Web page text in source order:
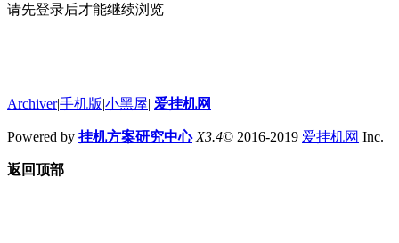
请先登录后才能继续浏览
Archiver|手机版|小黑屋| 爱挂机网
Powered by 挂机方案研究中心 X3.4© 2016-2019 爱挂机网 Inc.
返回顶部